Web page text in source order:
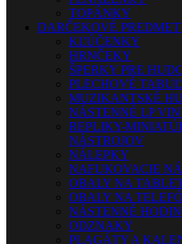
TOPÁNKY
DARČEKOVÉ
KĽÚČENKY
HRNČEKY
ŠPERKY PRE
PLECHOVÉ
MUZIKANTSKÉ
NÁSTENNÉ LP
REPLIKY-
NÁSTROJOV
NÁLEPKY
NAFUKOVACIE
OBALY NA
OBALY NA
NÁSTENNÉ
ODZNAKY
PLAGÁTY A